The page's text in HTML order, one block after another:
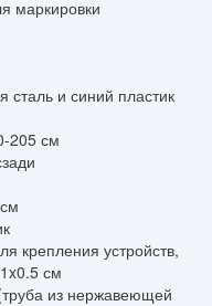
маркировки
и синий пластик
205 см
крепления устройств,
см
из нержавеющей